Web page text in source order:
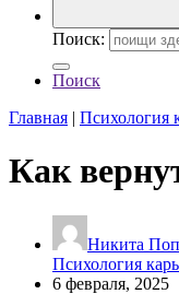
Поиск:
Поиск
Главная | Психология
Как
Никита
Психология
6 февраля, 2025